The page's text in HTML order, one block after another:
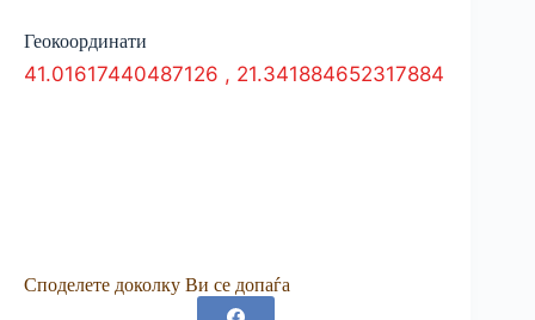
Геокоординати
41.01617440487126 , 21.341884652317884
Споделете доколку Ви се допаѓа